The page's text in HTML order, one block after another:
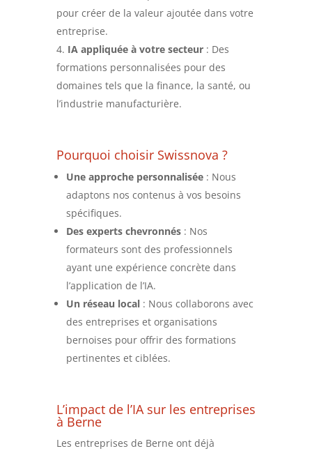
pour créer de la valeur ajoutée dans votre
entreprise.
IA appliquée à votre secteur: Des
formations personnalisées pour des
domaines tels que la finance, la santé, ou
l’industrie manufacturière.
Pourquoi choisir Swissnova ?
Une approche personnalisée: Nous
adaptons nos contenus à vos besoins
spécifiques.
Des experts chevronnés: Nos
formateurs sont des professionnels
ayant une expérience concrète dans
l’application de l’IA.
Un réseau local: Nous collaborons avec
des entreprises et organisations
bernoises pour offrir des formations
pertinentes et ciblées.
L’impact de l’IA sur les entreprises
à Berne
Les entreprises de Berne ont déjà